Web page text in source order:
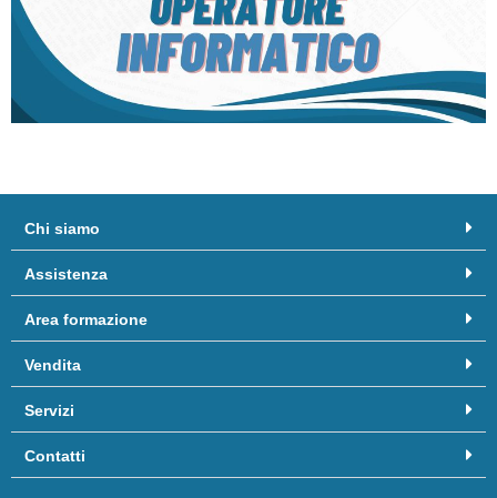
Chi siamo
Assistenza
Area formazione
Vendita
Servizi
Contatti